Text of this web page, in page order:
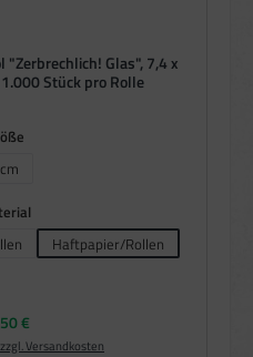
Glas", 7,4 x
Stück pro Rolle
auswählen
Haftpapier/Rollen
nicht verfügbar.)
Preis:
€
Versandkosten